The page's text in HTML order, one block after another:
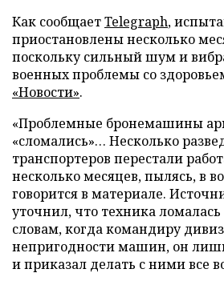
Как сообщаетTelegraph,
приостановлены несколько
поскольку сильный шум и
военных проблемы со
«Новости».
«Проблемные бронемашины
«сломались»… Несколько
транспортеров перестали
несколько месяцев, пылясь, в
говорится в материале.
уточнил, что техника
словам, когда командиру
непригодности машин, он
и приказал делать с ними все